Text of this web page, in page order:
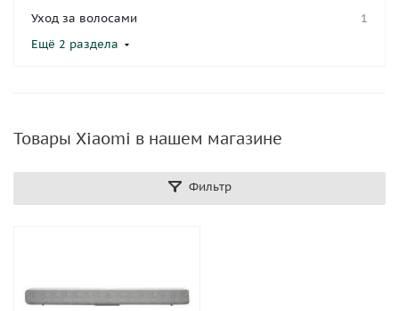
Уход за волосами
1
Ещё 2 раздела
Товары Xiaomi в нашем магазине
Фильтр